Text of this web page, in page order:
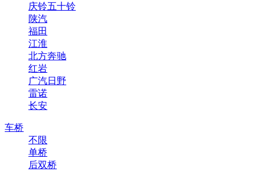
庆铃五十铃
陕汽
福田
江淮
北方奔驰
红岩
广汽日野
雷诺
长安
车桥
不限
单桥
后双桥